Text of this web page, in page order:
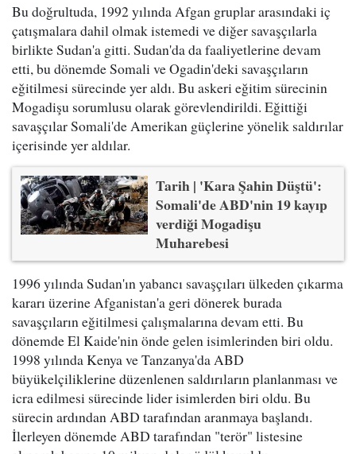
Bu doğrultuda, 1992 yılında Afgan gruplar arasındaki iç
çatışmalara dahil olmak istemedi ve diğer savaşçılarla
birlikte Sudan'a gitti. Sudan'da da faaliyetlerine devam
etti, bu dönemde Somali ve Ogadin'deki savaşçıların
eğitilmesi sürecinde yer aldı. Bu askeri eğitim sürecinin
Mogadişu sorumlusu olarak görevlendirildi. Eğittiği
savaşçılar Somali'de Amerikan güçlerine yönelik saldırılar
içerisinde yer aldılar.
Tarih | 'Kara Şahin Düştü':
Somali'de ABD'nin 19 kayıp
verdiği Mogadişu
Muharebesi
1996 yılında Sudan'ın yabancı savaşçıları ülkeden çıkarma
kararı üzerine Afganistan'a geri dönerek burada
savaşçıların eğitilmesi çalışmalarına devam etti. Bu
dönemde El Kaide'nin önde gelen isimlerinden biri oldu.
1998 yılında Kenya ve Tanzanya'da ABD
büyükelçiliklerine düzenlenen saldırıların planlanması ve
icra edilmesi sürecinde lider isimlerden biri oldu. Bu
sürecin ardından ABD tarafından aranmaya başlandı.
İlerleyen dönemde ABD tarafından "terör" listesine